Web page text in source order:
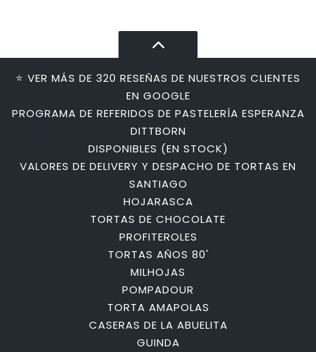
⭐ VER MÁS DE 320 RESEÑAS DE NUESTROS CLIENTES
EN GOOGLE
PROGRAMA DE REFERIDOS DE PASTELERÍA ESPERANZA
DITTBORN
DISPONIBLES (EN STOCK)
VALORES DE DELIVERY Y DESPACHO DE TORTAS EN
SANTIAGO
HOJARASCA
TORTAS DE CHOCOLATE
PROFITEROLES
TORTAS AÑOS 80'
MILHOJAS
POMPADOUR
TORTA AMAPOLAS
CASERAS DE LA ABUELITA
GUINDA